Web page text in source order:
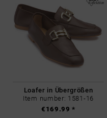
Loafer in Übergrößen
Item number: 1581-16
€169.99 *